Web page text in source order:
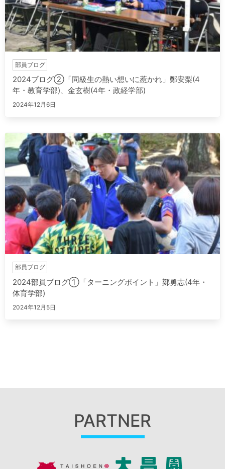
部員ブログ
2024ブログ②「同級生の熱い想いに惹かれ」鄭安梨(4
年・教育学部)、金玄樹(4年・政経学部)
2024年12月6日
部員ブログ
2024部員ブログ①「ターニングポイント」鄭勇志(4年・
体育学部)
2024年12月5日
PARTNER